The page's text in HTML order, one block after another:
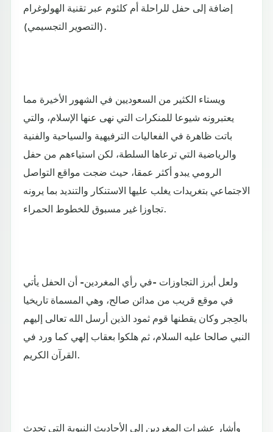
إضافة إلى حفل للراحلة أم كلثوم عبر تقنية الهولوغرام
(التصوير التجسيمي).
ويستاء الكثير من السعوديين في الشهور الأخيرة مما
يعتبرونه شيوعا للمنكرات التي نهى عنها الإسلام، والتي
باتت ظاهرة في الفعاليات الترفيهية والسياحية والفنية
والرياضية التي ترعاها السلطة، لكن استياءهم من حفل
الرومي يبدو أكثر عمقا، حيث ضجت مواقع التواصل
الاجتماعي بتغريدات يغلب عليها الاستنكار والتنديد بما يرونه
تجاوزا غير مسبوق للخطوط الحمراء.
ولعل أبرز التجاوزات -في رأي المغردين- أن الحفل يأتي
في موقع قريب من مدائن صالح، وهي المسماة تاريخيا
بالحِجر وكان يقطنها قوم ثمود الذين أرسل الله تعالى إليهم
النبي صالحا عليه السلام، ثم هلكوا بعقاب إلهي كما ورد في
القرآن الكريم.
وأشار عشرات المغردين إلى الأحاديث النبوية التي تحدث